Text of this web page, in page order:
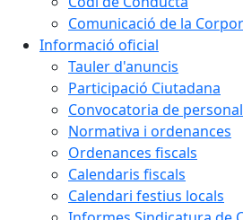
Comunicació de la
Informació oficial
Tauler d'anuncis
Participació Ciutadana
Convocatoria de personal
Normativa i ordenances
Ordenances fiscals
Calendaris fiscals
Calendari festius locals